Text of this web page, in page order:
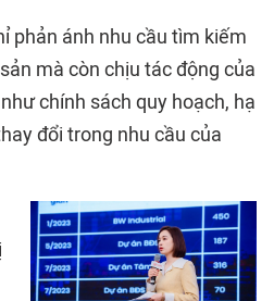
phản ánh nhu cầu tìm kiếm
mà còn chịu tác động của
chính sách quy hoạch, hạ
đổi trong nhu cầu của